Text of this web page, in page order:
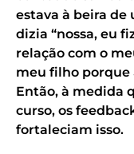
estava à beira de
dizia “nossa, eu
relação com o
meu filho
Então, à medida
curso, os
fortaleciam isso.